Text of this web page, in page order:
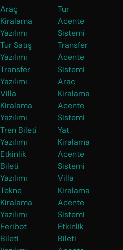
Araç
Kiralama
Yazılımı
Tur Satış
Yazılımı
Transfer
Yazılımı
Villa
Kiralama
Yazılımı
Tren Bileti
Yazılımı
Etkinlik
Bileti
Yazılımı
Tekne
Kiralama
Yazılımı
Feribot
Bileti
Tur
Acente
Sistemi
Transfer
Acente
Sistemi
Araç
Kiralama
Acente
Sistemi
Yat
Kiralama
Acente
Sistemi
Villa
Kiralama
Acente
Sistemi
Etkinlik
Bileti